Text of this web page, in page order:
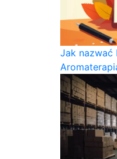
Jak nazwać